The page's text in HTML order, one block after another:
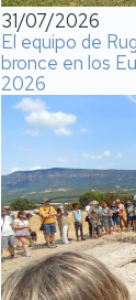
31/07/2026
El equipo de
bronce en los
2026